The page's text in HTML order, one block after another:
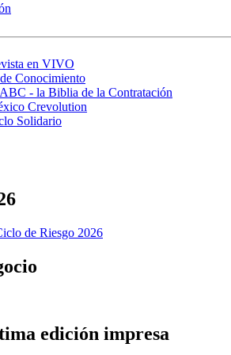
en VIVO
Conocimiento
- la Biblia de la Contratación
Crevolution
Solidario
edición impresa